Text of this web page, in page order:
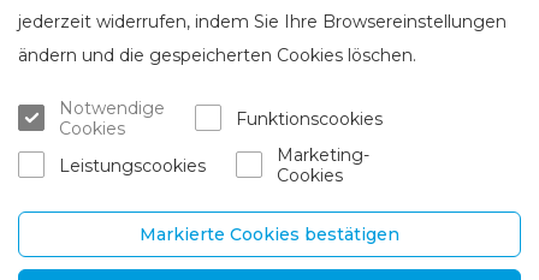
Über Brasta Glass
Über uns
Karriere
Ansprechpartner
Kundenservice
n
Informationen
UAB „Brasta Glass“
jederzeit widerrufen, indem Sie Ihre Browsereinstellungen
ändern und die gespeicherten Cookies löschen.
Notwendige
Cookies
Funktionscookies
Leistungscookies
Marketing-
Cookies
Markierte Cookies bestätigen